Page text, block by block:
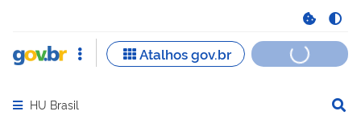
Abrir menu principal de navegação
HU Brasil